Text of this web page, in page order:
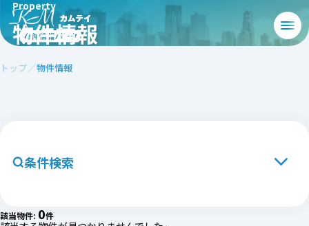
Property
物件情報
トップ 物件情報
条件検索
該当物件: 0件